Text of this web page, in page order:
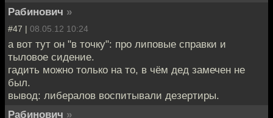
Рабинович »
#47 | 08.05.12 10:24
а вот тут он "в точку": про липовые справки и
тыловое сидение.
гадить можно только на то, в чём дед замечен не
был.
вывод: либералов воспитывали дезертиры.
Рабинович »